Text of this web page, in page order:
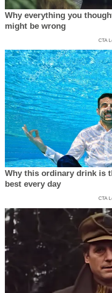
Why everything you
might be wrong
CTA
Why this ordinary drink is
best every day
CTA